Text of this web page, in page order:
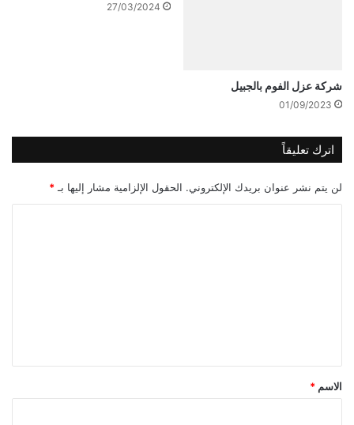
شركة عزل الفوم بالجبيل
01/09/2023
27/03/2024
اترك تعليقاً
لن يتم نشر عنوان بريدك الإلكتروني. الحقول الإلزامية مشار إليها بـ *
*
الاسم *